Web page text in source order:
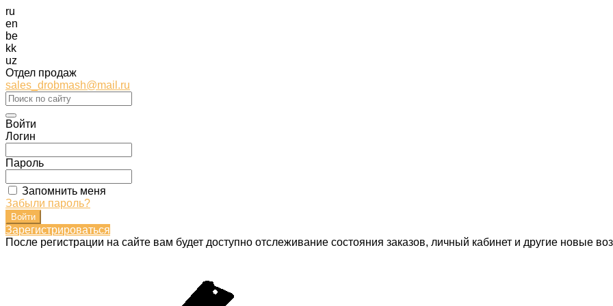
ru
en
be
kk
uz
Отдел продаж
sales_drobmash@mail.ru
Войти
Логин
Пароль
Запомнить меня
Забыли пароль?
Зарегистрироваться
После регистрации на сайте вам будет доступно отслеживание состояния заказов, личный кабинет и другие новые